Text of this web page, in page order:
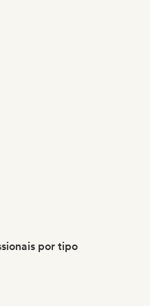
por tipo